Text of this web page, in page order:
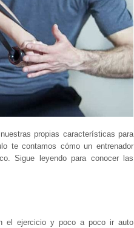
propias características para
te contamos cómo un entrenador
Sigue leyendo para conocer las
el ejercicio y poco a poco ir auto